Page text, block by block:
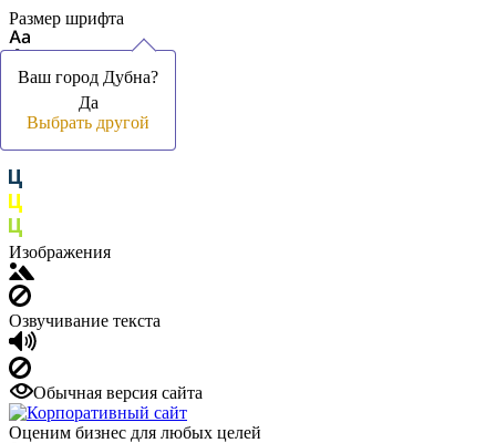
Размер шрифта
Цвет фона и шрифта
Изображения
Озвучивание текста
Обычная версия сайта
Оценим бизнес для любых целей
Ваш город Дубна?
Да
Выбрать другой
Ваш город Дубна?
Да
Выбрать другой